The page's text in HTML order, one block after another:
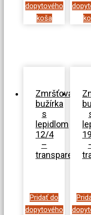
dopytového
koša
Zmršťovacia
bužírka
s
lepidlom
12/4
–
transparentná
Pridať do
dopytového